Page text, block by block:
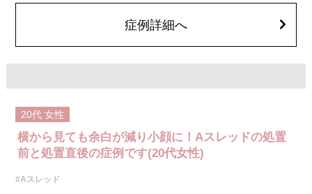
費用：1部位 184,800円(税込)
オプション：笑気麻酔 3,300円(税込)
症例詳細へ
20代 女性
横から見ても余白が減り小顔に！Aスレッドの処置
前と処置直後の症例です(20代女性)
#Aスレッド